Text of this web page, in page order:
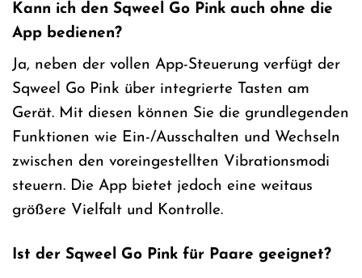
Kann ich den Sqweel Go Pink auch ohne die
App bedienen?
Ja, neben der vollen App-Steuerung verfügt der
Sqweel Go Pink über integrierte Tasten am
Gerät. Mit diesen können Sie die grundlegenden
Funktionen wie Ein-/Ausschalten und Wechseln
zwischen den voreingestellten Vibrationsmodi
steuern. Die App bietet jedoch eine weitaus
größere Vielfalt und Kontrolle.
Ist der Sqweel Go Pink für Paare geeignet?